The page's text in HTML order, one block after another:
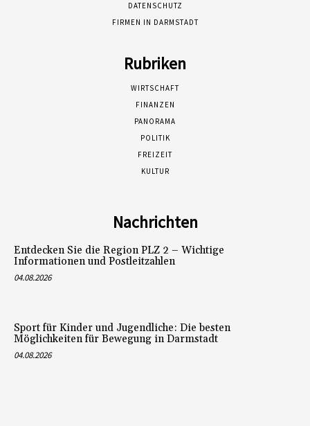
DATENSCHUTZ
FIRMEN IN DARMSTADT
Rubriken
WIRTSCHAFT
FINANZEN
PANORAMA
POLITIK
FREIZEIT
KULTUR
Nachrichten
Entdecken Sie die Region PLZ 2 – Wichtige
Informationen und Postleitzahlen
04.08.2026
Sport für Kinder und Jugendliche: Die besten
Möglichkeiten für Bewegung in Darmstadt
04.08.2026